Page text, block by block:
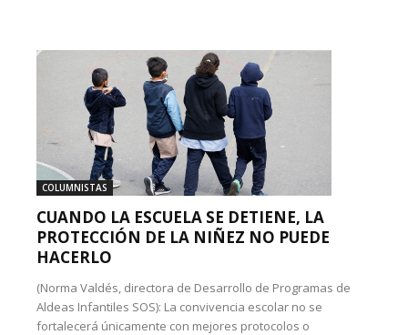
COLUMNISTAS
CUANDO LA ESCUELA SE DETIENE, LA
PROTECCIÓN DE LA NIÑEZ NO PUEDE
HACERLO
(Norma Valdés, directora de Desarrollo de Programas de
Aldeas Infantiles SOS): La convivencia escolar no se
fortalecerá únicamente con mejores protocolos o